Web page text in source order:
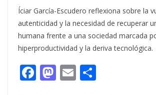
Íciar García-Escudero reflexiona sobre la
autenticidad y la necesidad de recuperar
humana frente a una sociedad marcada
hiperproductividad y la deriva tecnológica.
F M E